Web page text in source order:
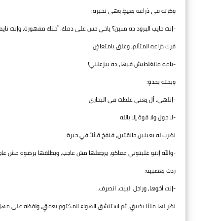
وكزته في ذراعه بغيظٍ وهي تخبره:
-إنت جايب البرود ده منين؟ ياخي حس على دمك، أختك مقهورة، وإنت
فرك ذراعه المتألم، وعلق بامتعاضٍ:
-يامه ماتغلطيش فيها، ده بيزعلني!
وبخته بحدةٍ:
-اِتلهي، أل يعني غلطت في البخاري
-لا حول ولا قوة إلا بالله
نظرت له بعينين حانقتين، فنفخ قائلاً في حيرة:
-والله إنتو غلبتوني معاكو، يرجعلها مش عاجب، ويطلقها برضوه مش
ردت بعصبية:
-إنت أخوها، وراجل البيت، اتصرف..
نظر لها مليًا بضيقٍ، ثم استنشق الهواء المكتوم بعمقٍ، ولفظه على